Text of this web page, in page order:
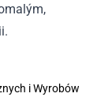
i Wyrobów